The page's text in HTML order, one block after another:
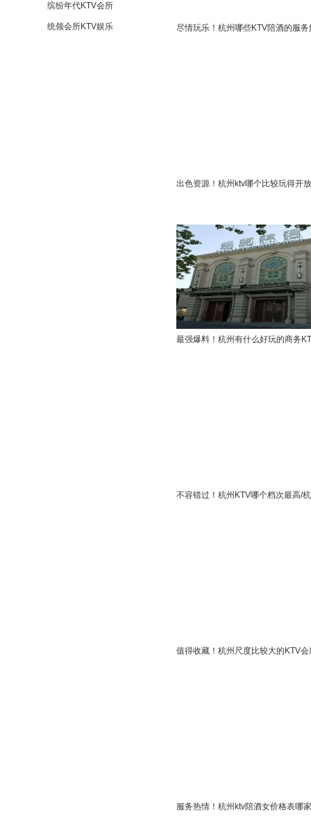
缤纷年代KTV会所
统领会所KTV娱乐 尽情玩乐！杭州哪些KTV陪酒的服务
出色资源！杭州ktv哪个比较玩得开
最强爆料！杭州有什么好玩的商务
不容错过！杭州KTV哪个档次最高/
值得收藏！杭州尺度比较大的KTV会
服务热情！杭州ktv陪酒女价格表哪